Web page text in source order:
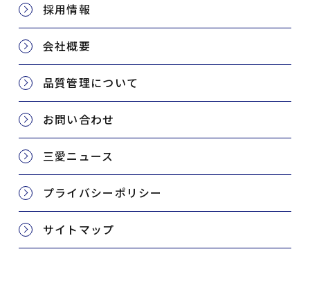
採用情報
会社概要
品質管理について
お問い合わせ
三愛ニュース
プライバシーポリシー
サイトマップ